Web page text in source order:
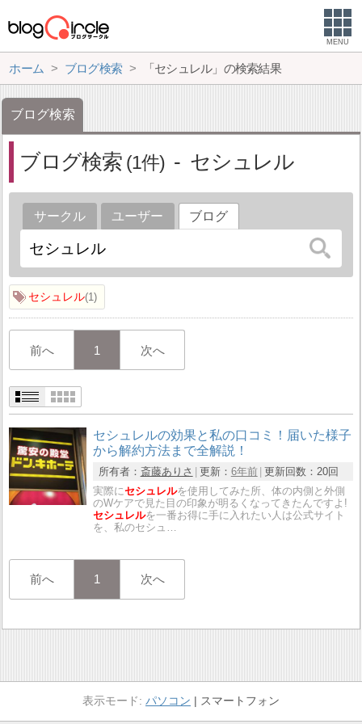
MENU
ホーム ブログ検索 「セシュレル」の検索結果
ブログ検索
ブログ検索 1 セシュレル
サークル ユーザー ブログ
セシュレル 1
前へ 1 次へ
セシュレルの効果と私の口コミ！届いた様子
から解約方法まで全解説！
所有者： 斎藤ありさ 更新： 6年前 更新回数： 20回
実際にセシュレルを使用してみた所、体の内側と外側
のWケアで見た目の印象が明るくなってきたんですよ!
セシュレルを一番お得に手に入れたい人は公式サイト
を、私のセシュ…
前へ 1 次へ
パソコン スマートフォン